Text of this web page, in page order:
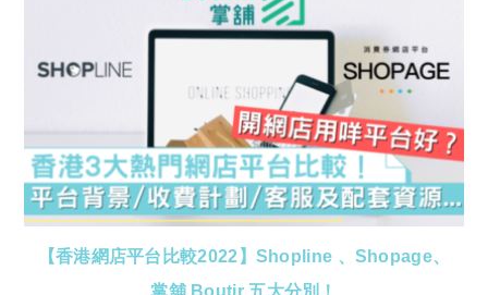
【香港網店平台比較2022】Shopline 、Shopage、